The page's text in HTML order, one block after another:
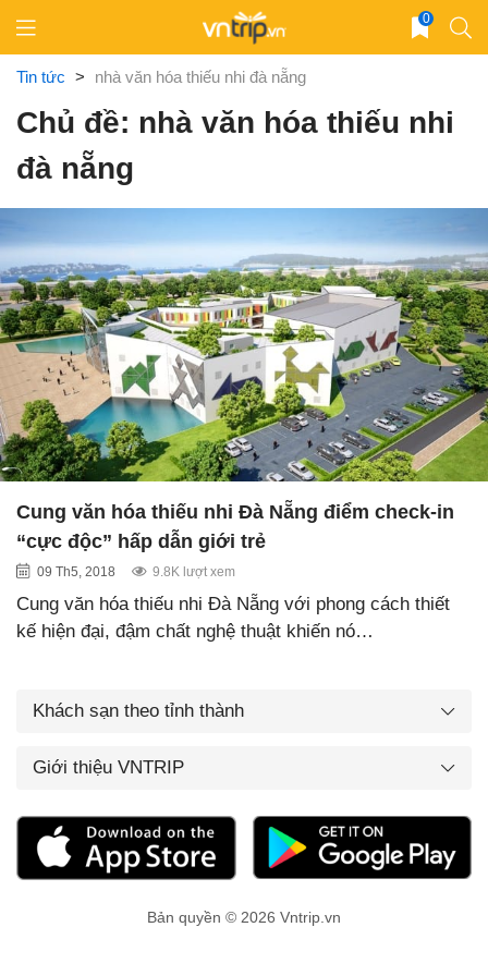
content
0
Tin tức > nhà văn hóa thiếu nhi đà nẵng
Chủ đề: nhà văn hóa thiếu nhi
đà nẵng
Cung văn hóa thiếu nhi Đà Nẵng điểm check-in
“cực độc” hấp dẫn giới trẻ
09 Th5, 2018 9.8K lượt xem
Cung văn hóa thiếu nhi Đà Nẵng với phong cách thiết
kế hiện đại, đậm chất nghệ thuật khiến nó…
Khách sạn theo tỉnh thành
Giới thiệu VNTRIP
Bản quyền © 2026 Vntrip.vn